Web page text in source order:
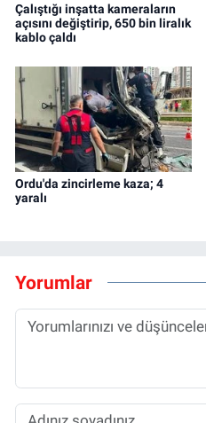
Çalıştığı inşatta kameraların
açısını değiştirip, 650 bin liralık
kablo çaldı
Ordu'da zincirleme kaza; 4
yaralı
Yorumlar